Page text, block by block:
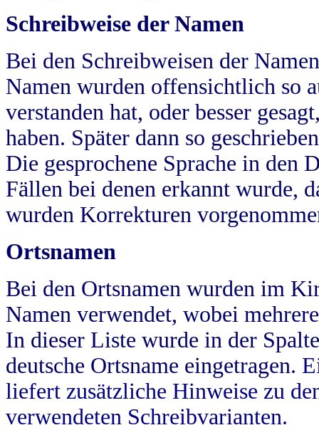
Schreibweise der Namen
Bei den Schreibweisen der
Namen wurden offensichtlich so
verstanden hat, oder besser
haben. Später dann so
Die gesprochene Sprache in
Fällen bei denen erkannt wurde,
wurden Korrekturen
Ortsnamen
Bei den Ortsnamen wurden im
Namen verwendet, wobei
In dieser Liste wurde in der
deutsche Ortsname eingetragen.
liefert zusätzliche Hinweise zu
verwendeten Schreibvarianten.